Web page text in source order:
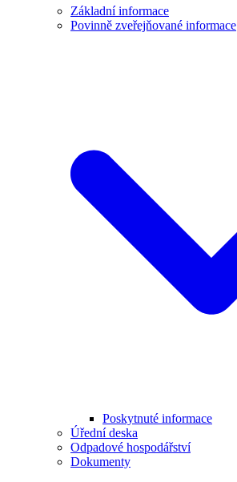
Základní informace
Povinně zveřejňované informace
Poskytnuté informace
Úřední deska
Odpadové hospodářství
Dokumenty